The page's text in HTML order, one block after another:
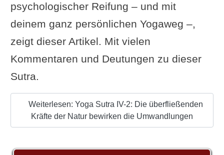
psychologischer Reifung – und mit
deinem ganz persönlichen Yogaweg –,
zeigt dieser Artikel. Mit vielen
Kommentaren und Deutungen zu dieser
Sutra.
Weiterlesen: Yoga Sutra IV-2: Die überfließenden
Kräfte der Natur bewirken die Umwandlungen